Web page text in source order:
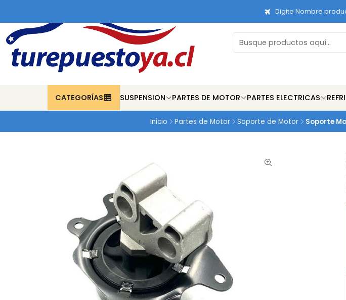
CATEGORÍAS SUSPENSION PARTES DE MOTOR PARTES ELECTRICAS
Digite Nombre
Inicio Partes de Motor Soporte de Motor Soporte